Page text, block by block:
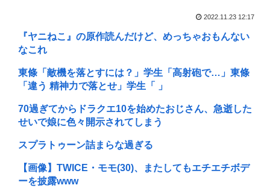
2022.11.23 12:17
『ヤニねこ』の原作読んだけど、めっちゃおもんない
なこれ
東條「敵機を落とすには？」学生「高射砲で…」東條
「違う 精神力で落とせ」学生「 」
70過ぎてからドラクエ10を始めたおじさん、急逝した
せいで娘に色々開示されてしまう
スプラトゥーン詰まらな過ぎる
【画像】TWICE・モモ(30)、またしてもエチエチボデ
ーを披露www